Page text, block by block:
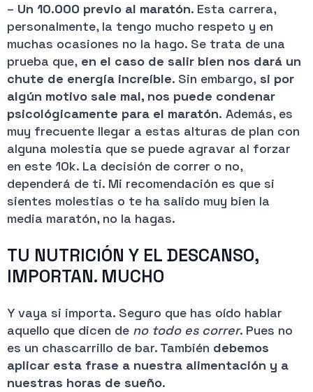
– Un 10.000 previo al maratón. Esta carrera,
personalmente, la tengo mucho respeto y en
muchas ocasiones no la hago. Se trata de una
prueba que, en el caso de salir bien nos dará un
chute de energía increíble. Sin embargo, si por
algún motivo sale mal, nos puede condenar
psicológicamente para el maratón. Además, es
muy frecuente llegar a estas alturas de plan con
alguna molestia que se puede agravar al forzar
en este 10k. La decisión de correr o no,
dependerá de ti. Mi recomendación es que si
sientes molestias o te ha salido muy bien la
media maratón, no la hagas.
TU NUTRICIÓN Y EL DESCANSO,
IMPORTAN. MUCHO
Y vaya si importa. Seguro que has oído hablar
aquello que dicen de no todo es correr. Pues no
es un chascarrillo de bar. También debemos
aplicar esta frase a nuestra alimentación y a
nuestras horas de sueño.